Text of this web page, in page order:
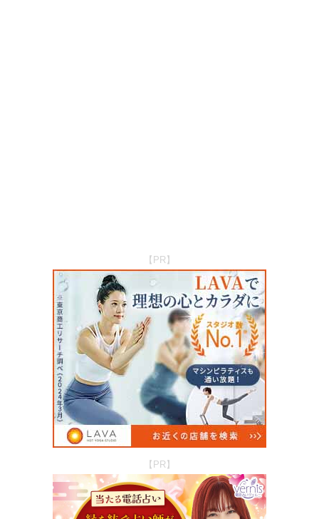
【PR】
【PR】